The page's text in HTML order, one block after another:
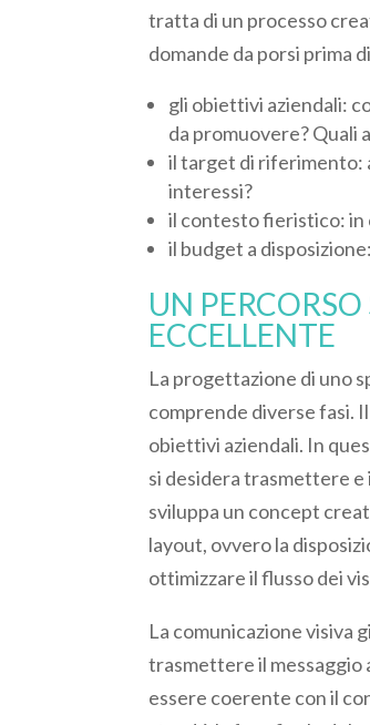
tratta di un processo
domande da porsi prima
gli obiettivi aziendali:
da promuovere? Quali
il target di riferimento:
interessi?
il contesto fieristico: in
il budget a
UN
ECCELLENTE
La progettazione di uno
comprende diverse fasi.
obiettivi aziendali. In
si desidera trasmettere e
sviluppa un concept
layout, ovvero la
ottimizzare il flusso dei
La comunicazione visiva
trasmettere il messaggio
essere coerente con il